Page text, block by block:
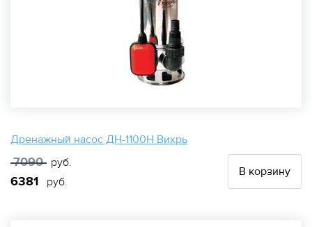
Дренажный насос ДН-1100Н Вихрь
7090 руб.
6381 руб.
В корзину